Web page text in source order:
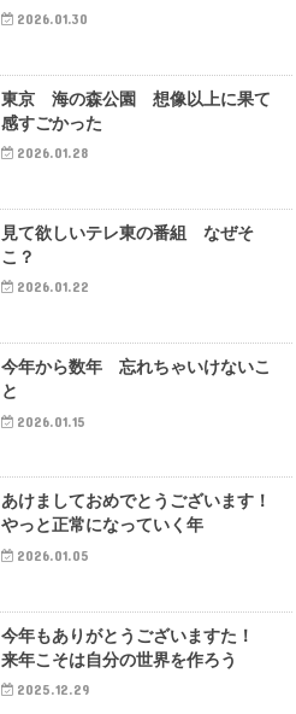
2026.01.30
東京 海の森公園 想像以上に果て
感すごかった
2026.01.28
見て欲しいテレ東の番組 なぜそ
こ？
2026.01.22
今年から数年 忘れちゃいけないこ
と
2026.01.15
あけましておめでとうございます！
やっと正常になっていく年
2026.01.05
今年もありがとうございますた！
来年こそは自分の世界を作ろう
2025.12.29